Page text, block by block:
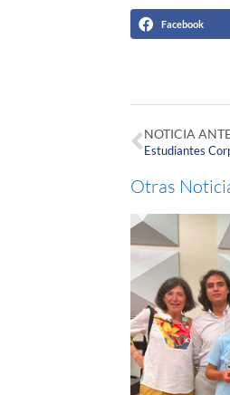
Facebook
NOTICIA
Otras